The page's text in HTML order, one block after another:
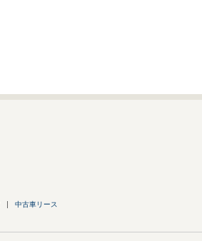
中古車リース